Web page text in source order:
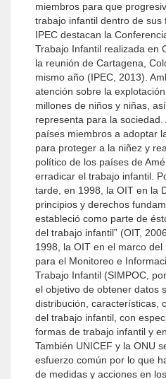
miembros para que
trabajo infantil dentro de
IPEC destacan la
Trabajo Infantil realizada en
la reunión de Cartagena,
mismo año (IPEC, 2013).
atención sobre la
millones de niños y niñas,
representa para la
países miembros a adoptar
para proteger a la niñez y
político de los países de
erradicar el trabajo infantil.
tarde, en 1998, la OIT en la
principios y derechos
estableció como parte de
del trabajo infantil” (OIT,
1998, la OIT en el marco
para el Monitoreo e
Trabajo Infantil (SIMPOC,
el objetivo de obtener datos
distribución, características,
del trabajo infantil, con
formas de trabajo infantil y
También UNICEF y la ONU
esfuerzo común por lo que
de medidas y acciones en